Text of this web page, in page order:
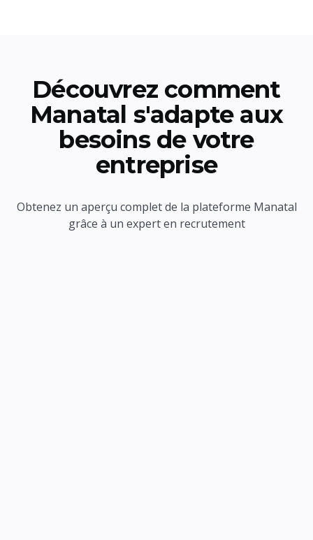
Découvrez comment
Manatal s'adapte aux
besoins de votre
entreprise
Obtenez un aperçu complet de la plateforme Manatal
grâce à un expert en recrutement